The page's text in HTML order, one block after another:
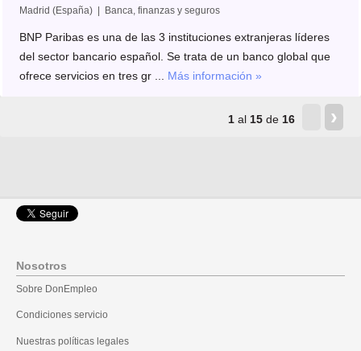
Madrid (España) | Banca, finanzas y seguros
BNP Paribas es una de las 3 instituciones extranjeras líderes
del sector bancario español. Se trata de un banco global que
ofrece servicios en tres gr ... Más información »
1 al 15 de 16 ›
Nosotros
Sobre DonEmpleo
Condiciones servicio
Nuestras políticas legales